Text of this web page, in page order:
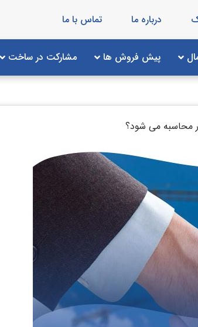
درباره ما تماس با ما
پیش فروش ها مشارکت در ساخت
محاسبه می شود؟